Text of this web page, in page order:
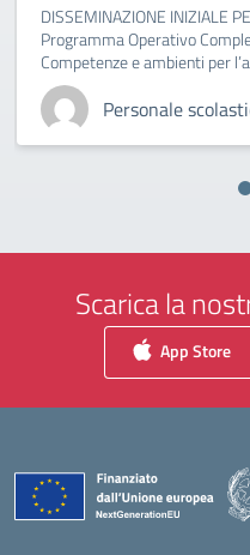
DISSEMINAZIONE INIZIALE
Programma Operativo
Competenze e ambienti per
Personale
Scarica la
App Store